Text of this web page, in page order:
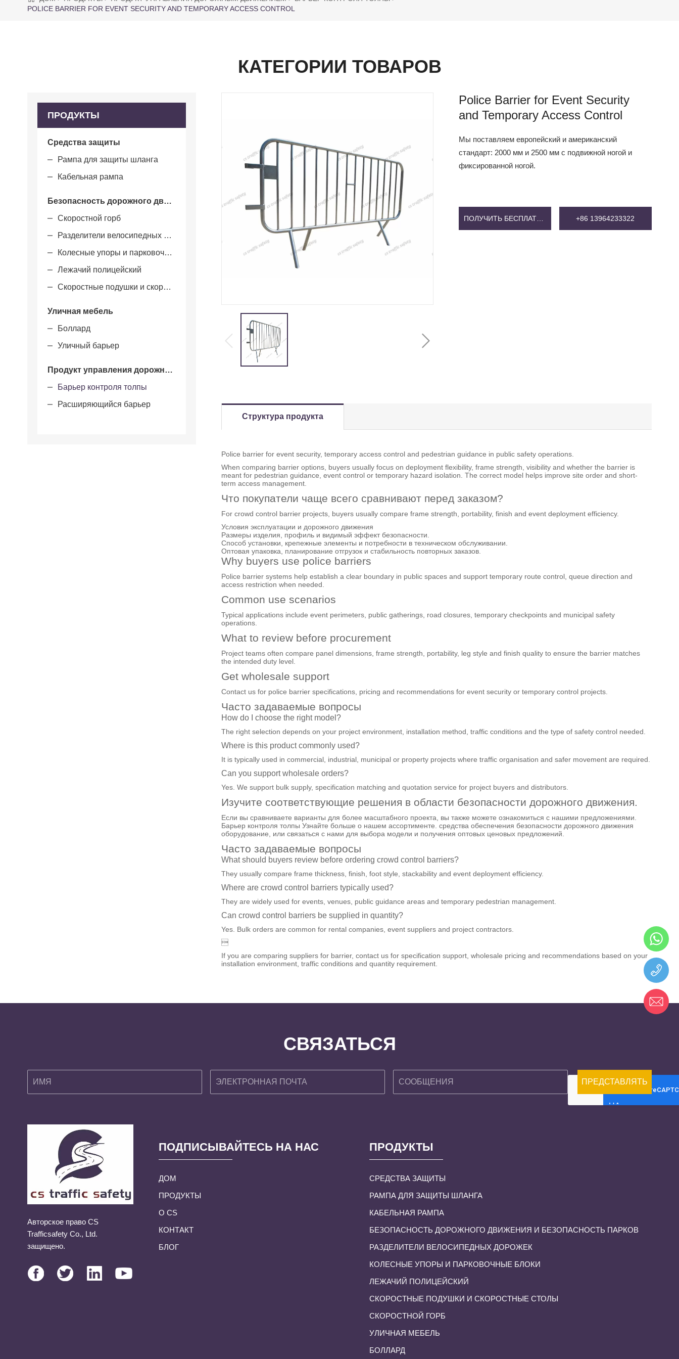
POLICE BARRIER FOR EVENT SECURITY AND TEMPORARY ACCESS CONTROL
КАТЕГОРИИ ТОВАРОВ
ПРОДУКТЫ
Средства защиты
Рампа для защиты шланга
Кабельная рампа
Безопасность дорожного движения и безопасность парков
Скоростной горб
Разделители велосипедных дорожек
Колесные упоры и парковочные блоки
Лежачий полицейский
Скоростные подушки и скоростные столы
Уличная мебель
Боллард
Уличный барьер
Продукт управления дорожным движением
Барьер контроля толпы
Расширяющийся барьер
Police Barrier for Event Security
and Temporary Access Control
Мы поставляем европейский и американский
стандарт: 2000 мм и 2500 мм с подвижной ногой и
фиксированной ногой.
ПОЛУЧИТЬ БЕСПЛАТНУЮ ЦЕНУ +86 13964233322
Структура продукта
Police barrier for event security, temporary access control and pedestrian guidance in public safety operations.
When comparing barrier options, buyers usually focus on deployment flexibility, frame strength, visibility and whether the barrier is
meant for pedestrian guidance, event control or temporary hazard isolation. The correct model helps improve site order and short-
term access management.
Что покупатели чаще всего сравнивают перед заказом?
For crowd control barrier projects, buyers usually compare frame strength, portability, finish and event deployment efficiency.
Условия эксплуатации и дорожного движения
Размеры изделия, профиль и видимый эффект безопасности.
Способ установки, крепежные элементы и потребности в техническом обслуживании.
Оптовая упаковка, планирование отгрузок и стабильность повторных заказов.
Why buyers use police barriers
Police barrier systems help establish a clear boundary in public spaces and support temporary route control, queue direction and
access restriction when needed.
Common use scenarios
Typical applications include event perimeters, public gatherings, road closures, temporary checkpoints and municipal safety
operations.
What to review before procurement
Project teams often compare panel dimensions, frame strength, portability, leg style and finish quality to ensure the barrier matches
the intended duty level.
Get wholesale support
Contact us for police barrier specifications, pricing and recommendations for event security or temporary control projects.
Часто задаваемые вопросы
How do I choose the right model?
The right selection depends on your project environment, installation method, traffic conditions and the type of safety control needed.
Where is this product commonly used?
It is typically used in commercial, industrial, municipal or property projects where traffic organisation and safer movement are required.
Can you support wholesale orders?
Yes. We support bulk supply, specification matching and quotation service for project buyers and distributors.
Изучите соответствующие решения в области безопасности дорожного движения.
Если вы сравниваете варианты для более масштабного проекта, вы также можете ознакомиться с нашими предложениями.
Барьер контроля толпы Узнайте больше о нашем ассортименте. средства обеспечения безопасности дорожного движения
оборудование , или связаться с нами для выбора модели и получения оптовых ценовых предложений.
Часто задаваемые вопросы
What should buyers review before ordering crowd control barriers?
They usually compare frame thickness, finish, foot style, stackability and event deployment efficiency.
Where are crowd control barriers typically used?
They are widely used for events, venues, public guidance areas and temporary pedestrian management.
Can crowd control barriers be supplied in quantity?
Yes. Bulk orders are common for rental companies, event suppliers and project contractors.

If you are comparing suppliers for barrier, contact us for specification support, wholesale pricing and recommendations based on your
installation environment, traffic conditions and quantity requirement.
СВЯЗАТЬСЯ
ПРЕДСТАВЛЯТЬ
НА
Авторское право CS
Trafficsafety Co., Ltd.
защищено.
ПОДПИСЫВАЙТЕСЬ НА НАС
ДОМ
ПРОДУКТЫ
О CS
КОНТАКТ
БЛОГ
ПРОДУКТЫ
СРЕДСТВА ЗАЩИТЫ
РАМПА ДЛЯ ЗАЩИТЫ ШЛАНГА
КАБЕЛЬНАЯ РАМПА
БЕЗОПАСНОСТЬ ДОРОЖНОГО ДВИЖЕНИЯ И БЕЗОПАСНОСТЬ ПАРКОВ
РАЗДЕЛИТЕЛИ ВЕЛОСИПЕДНЫХ ДОРОЖЕК
КОЛЕСНЫЕ УПОРЫ И ПАРКОВОЧНЫЕ БЛОКИ
ЛЕЖАЧИЙ ПОЛИЦЕЙСКИЙ
СКОРОСТНЫЕ ПОДУШКИ И СКОРОСТНЫЕ СТОЛЫ
СКОРОСТНОЙ ГОРБ
УЛИЧНАЯ МЕБЕЛЬ
БОЛЛАРД